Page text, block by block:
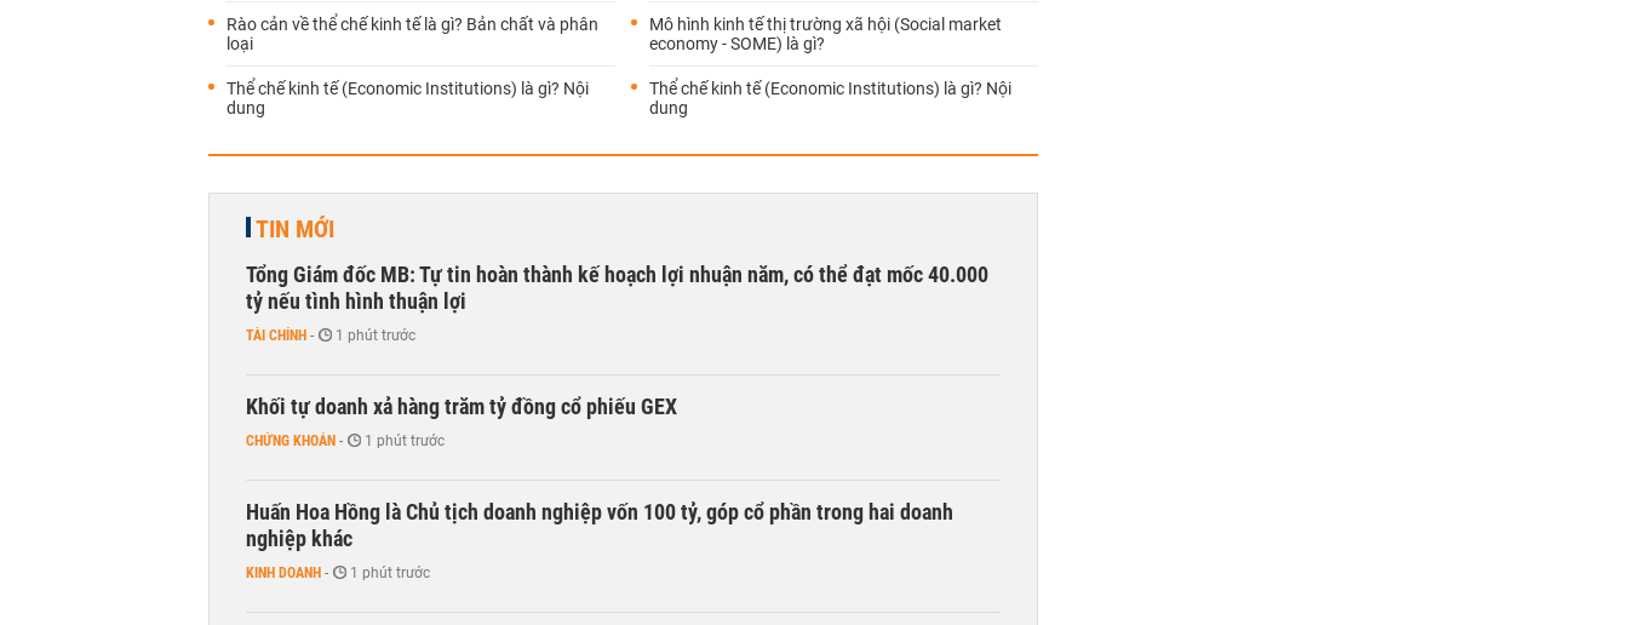
Rào cản về thể chế kinh tế là gì? Bản chất và phân
loại
Thể chế kinh tế (Economic Institutions) là gì? Nội
dung
Mô hình kinh tế thị trường xã hội (Social market
economy - SOME) là gì?
Thể chế kinh tế (Economic Institutions) là gì? Nội
dung
TIN MỚI
Tổng Giám đốc MB: Tự tin hoàn thành kế hoạch lợi nhuận năm, có thể đạt mốc 40.000
tỷ nếu tình hình thuận lợi
TÀI CHÍNH - 1 phút trước
Khối tự doanh xả hàng trăm tỷ đồng cổ phiếu GEX
CHỨNG KHOÁN - 1 phút trước
Huấn Hoa Hồng là Chủ tịch doanh nghiệp vốn 100 tỷ, góp cổ phần trong hai doanh
nghiệp khác
KINH DOANH - 1 phút trước